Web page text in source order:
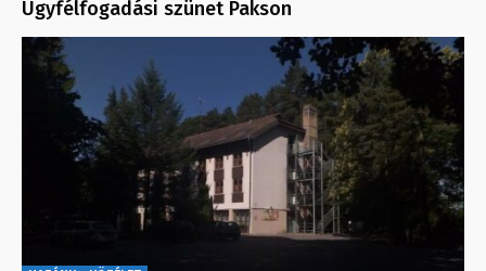
Ügyfélfogadási szünet Pakson